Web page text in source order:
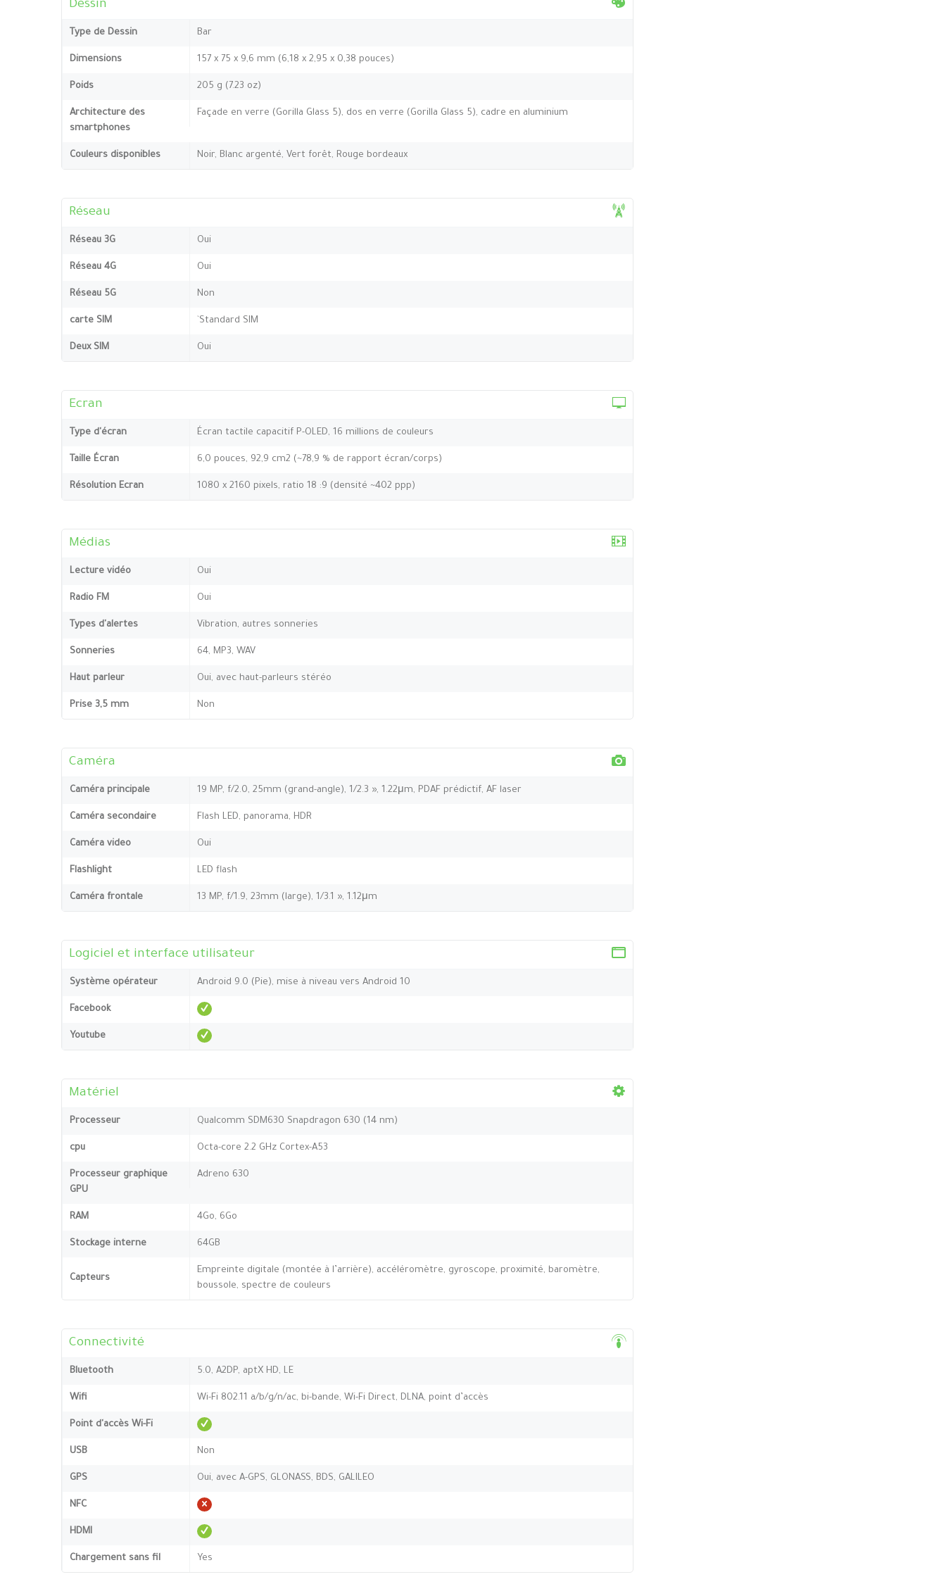
Dessin
Type de Dessin Bar
Dimensions 157 x 75 x 9,6 mm (6,18 x 2,95 x 0,38 pouces)
Poids 205 g (7.23 oz)
Architecture des
smartphones
Façade en verre (Gorilla Glass 5), dos en verre (Gorilla Glass 5), cadre en aluminium
Couleurs disponibles Noir, Blanc argenté, Vert forêt, Rouge bordeaux
Réseau
Réseau 3G Oui
Réseau 4G Oui
Réseau 5G Non
carte SIM `Standard SIM
Deux SIM Oui
Ecran
Type d'écran Écran tactile capacitif P-OLED, 16 millions de couleurs
Taille Écran 6,0 pouces, 92,9 cm2 (~78,9 % de rapport écran/corps)
Résolution Ecran 1080 x 2160 pixels, ratio 18 :9 (densité ~402 ppp)
Médias
Lecture vidéo Oui
Radio FM Oui
Types d'alertes Vibration, autres sonneries
Sonneries 64, MP3, WAV
Haut parleur Oui, avec haut-parleurs stéréo
Prise 3,5 mm Non
Caméra
Caméra principale 19 MP, f/2.0, 25mm (grand-angle), 1/2.3 », 1.22μm, PDAF prédictif, AF laser
Caméra secondaire Flash LED, panorama, HDR
Caméra video Oui
Flashlight LED flash
Caméra frontale 13 MP, f/1.9, 23mm (large), 1/3.1 », 1.12μm
Logiciel et interface utilisateur
Système opérateur Android 9.0 (Pie), mise à niveau vers Android 10
Facebook
Youtube
Matériel
Processeur Qualcomm SDM630 Snapdragon 630 (14 nm)
cpu Octa-core 2.2 GHz Cortex-A53
Processeur graphique
GPU
Adreno 630
RAM 4Go, 6Go
Stockage interne 64GB
Capteurs
Empreinte digitale (montée à l’arrière), accéléromètre, gyroscope, proximité, baromètre,
boussole, spectre de couleurs
Connectivité
Bluetooth 5.0, A2DP, aptX HD, LE
Wifi Wi-Fi 802.11 a/b/g/n/ac, bi-bande, Wi-Fi Direct, DLNA, point d’accès
Point d'accès Wi-Fi
USB Non
GPS Oui, avec A-GPS, GLONASS, BDS, GALILEO
NFC
HDMI
Chargement sans fil Yes